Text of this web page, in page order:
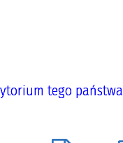
tego państwa